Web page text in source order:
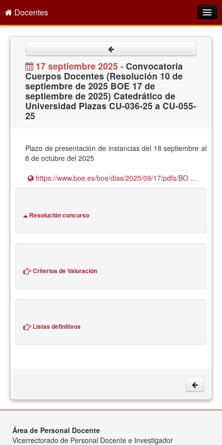
Docentes
Empleo Público
Gestión PDI
Formación y Evaluación
Seprus
Directorio
17 septiembre 2025 - Convocatoria
Cuerpos Docentes (Resolución 10 de
septiembre de 2025 BOE 17 de
septiembre de 2025) Catedrático de
Universidad Plazas CU-036-25 a CU-055-
25
Plazo de presentación de instancias del 18 septiembre al
8 de octubre del 2025
https://www.boe.es/boe/dias/2025/09/17/pdfs/BO ...
Resolución concurso
Criterios de Valoración
Listas definitivos
Área de Personal Docente
Vicerrectorado de Personal Docente e Investigador